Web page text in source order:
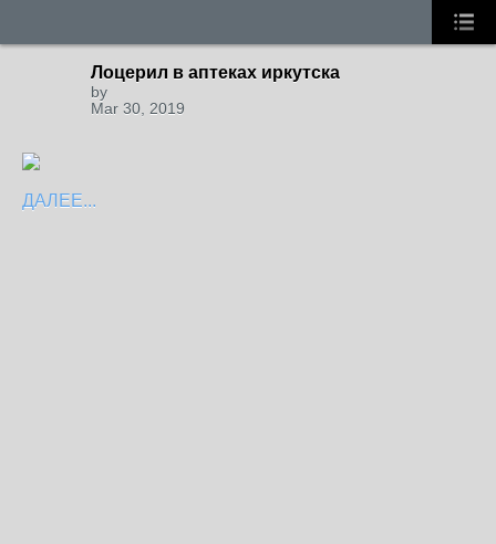
Лоцерил в аптеках иркутска
by
Mar 30, 2019
ДАЛЕЕ...